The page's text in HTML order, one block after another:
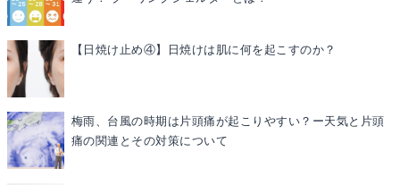
【日焼け止め④】日焼けは肌に何を起こすのか？
梅雨、台風の時期は片頭痛が起こりやすい？ー天気と片頭
痛の関連とその対策について